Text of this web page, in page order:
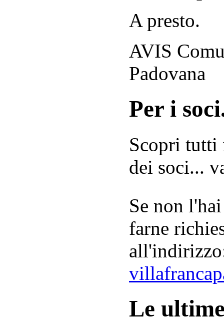
A presto.
AVIS
Padovana
Per i
Scopri tutti
dei soci...
Se non
farne
Le